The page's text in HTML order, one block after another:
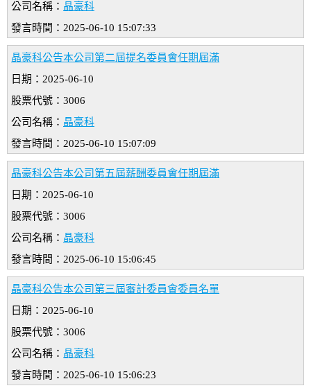
公司名稱： 晶豪科
發言時間：2025-06-10 15:07:33
晶豪科公告本公司第二屆提名委員會任期屆滿
日期：2025-06-10
股票代號：3006
公司名稱： 晶豪科
發言時間：2025-06-10 15:07:09
晶豪科公告本公司第五屆薪酬委員會任期屆滿
日期：2025-06-10
股票代號：3006
公司名稱： 晶豪科
發言時間：2025-06-10 15:06:45
晶豪科公告本公司第三屆審計委員會委員名單
日期：2025-06-10
股票代號：3006
公司名稱： 晶豪科
發言時間：2025-06-10 15:06:23